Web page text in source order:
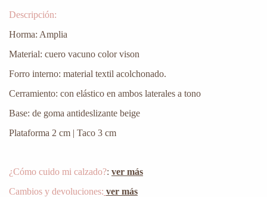
Descripción:
Horma: Amplia
Material: cuero vacuno color vison
Forro interno: material textil acolchonado.
Cerramiento: con elástico en ambos laterales a tono
Base: de goma antideslizante beige
Plataforma 2 cm | Taco 3 cm
¿Cómo cuido mi calzado?: ver más
Cambios y devoluciones: ver más